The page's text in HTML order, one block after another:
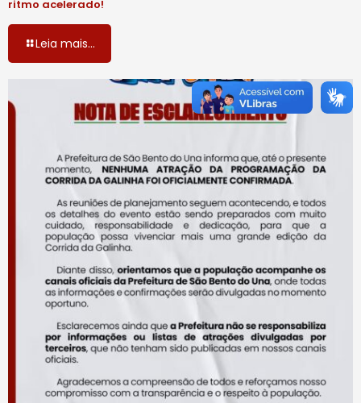
ritmo acelerado!
Leia mais...